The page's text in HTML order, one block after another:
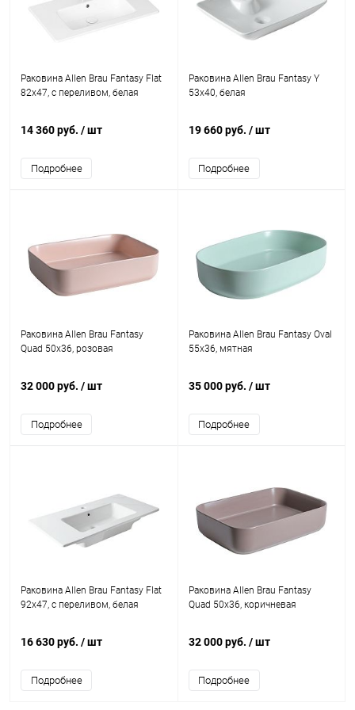
Раковина Allen Brau Fantasy Flat
82x47, с переливом, белая
14 360 руб. / шт
Подробнее
Раковина Allen Brau Fantasy Y
53x40, белая
19 660 руб. / шт
Подробнее
Раковина Allen Brau Fantasy
Quad 50x36, розовая
32 000 руб. / шт
Подробнее
Раковина Allen Brau Fantasy Oval
55x36, мятная
35 000 руб. / шт
Подробнее
Раковина Allen Brau Fantasy Flat
92x47, с переливом, белая
16 630 руб. / шт
Подробнее
Раковина Allen Brau Fantasy
Quad 50x36, коричневая
32 000 руб. / шт
Подробнее